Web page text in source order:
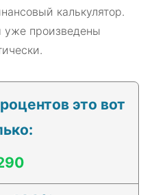
калькулятор.
произведены
это вот